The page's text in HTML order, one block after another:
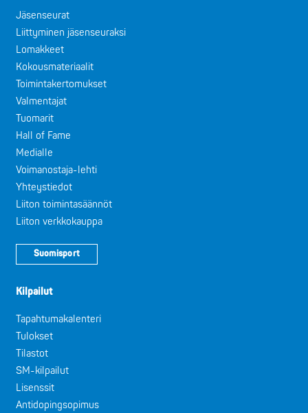
Jäsenseurat
Liittyminen jäsenseuraksi
Lomakkeet
Kokousmateriaalit
Toimintakertomukset
Valmentajat
Tuomarit
Hall of Fame
Medialle
Voimanostaja-lehti
Yhteystiedot
Liiton toimintasäännöt
Liiton verkkokauppa
Suomisport
Kilpailut
Tapahtumakalenteri
Tulokset
Tilastot
SM-kilpailut
Lisenssit
Antidopingsopimus